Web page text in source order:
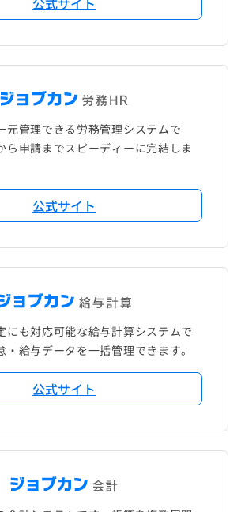
元管理できる労務管理システムで
ら申請までスピーディーに完結しま
公式サイト
にも対応可能な給与計算システムで
・給与データを一括管理できます。
公式サイト